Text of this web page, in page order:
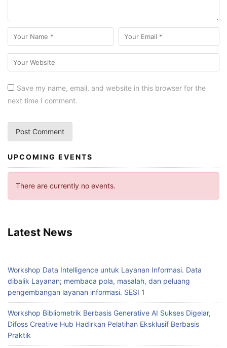
Save my name, email, and website in this browser for the
next time I comment.
UPCOMING EVENTS
There are currently no events.
Latest News
Workshop Data Intelligence untuk Layanan Informasi. Data
dibalik Layanan; membaca pola, masalah, dan peluang
pengembangan layanan informasi. SESI 1
Workshop Bibliometrik Berbasis Generative AI Sukses Digelar,
Difoss Creative Hub Hadirkan Pelatihan Eksklusif Berbasis
Praktik